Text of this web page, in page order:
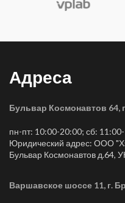
Адреса
Бульвар Космонавтов 64,
пн-пт: 10:00-20:00; сб:
Юридический адрес: ООО
Бульвар Космонавтов д.64,
Варшавское шоссе 11, г.